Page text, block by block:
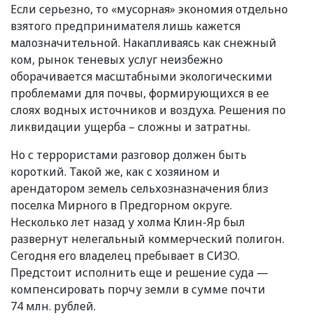
Если серьезно, то «мусорная» экономия отдельно
взятого предпринимателя лишь кажется
малозначительной. Накапливаясь как снежный
ком, рынок теневых услуг неизбежно
оборачивается масштабными экологическими
проблемами для почвы, формирующихся в ее
слоях водных источников и воздуха. Решения по
ликвидации ущерба – сложны и затратны.
Но с террористами разговор должен быть
короткий. Такой же, как с хозяином и
арендатором земель сельхозназначения близ
поселка Мирного в Предгорном округе.
Несколько лет назад у холма Клин-Яр был
развернут нелегальный коммерческий полигон.
Сегодня его владелец пребывает в СИЗО.
Предстоит исполнить еще и решение суда —
компенсировать порчу земли в сумме почти
74 млн. рублей.